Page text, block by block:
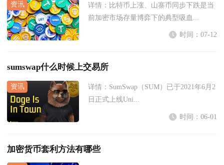
详情： 比特币上涨、山寨币同步下跌是当
前加密市场存量博弈下的典型吸血...
时间：07-12
sumswap什么时候上交易所
详情： SumSwap（SUM）已于2021年6月2
日正式上线Uni...
时间：06-01
加密货币套利方法有哪些